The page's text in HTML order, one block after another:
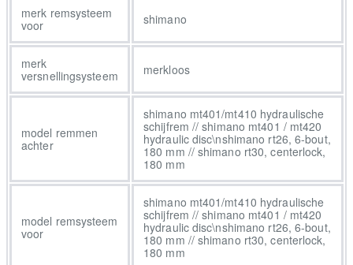
(250 Wh, 75 Nm) ondersteunt je tot 25 km/u. Een Kiox 500
display is via Bluetooth te verbinden met je smartphone en Bosch
BCM antidiefstal-voorziening voor extra bescherming. Remmen
met vier remzuigers 4-piston brakes leveren betrouwbare
remkracht en de dragers en verlichting maken je rit naar je werk
robuuste ondersteuning, dan zit je goed met de District+ 5. De
slijtvaste riemaandrijving vergt weinig onderhoud en de krachtige
Bosch Performance aandrijving met Smart System geeft je in de
stad precies de ondersteuning die je nodig hebt. De geveerde
voorvork geeft extra comfort en met de dragers en verlichting
ben je altijd klaar om direct op pad te gaan. - Dit is een robuuste
e-bike die uitstekend geschikt is voor stadsverkeer en
weekendtochten. Hij biedt extra comfort op onderdelen waar je er
merk remsysteem
voor
shimano
merk
versnellingsysteem
merkloos
model remmen
achter
shimano mt401/mt410 hydraulische
schijfrem // shimano mt401 / mt420
hydraulic disc\nshimano rt26, 6-bout,
180 mm // shimano rt30, centerlock,
180 mm
model remsysteem
voor
shimano mt401/mt410 hydraulische
schijfrem // shimano mt401 / mt420
hydraulic disc\nshimano rt26, 6-bout,
180 mm // shimano rt30, centerlock,
180 mm